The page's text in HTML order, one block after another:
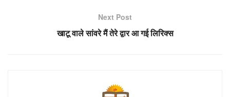
Next Post
खाटू वाले सांवरे मैं तेरे द्वार आ गई लिरिक्स